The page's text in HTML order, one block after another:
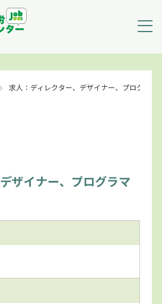
求人：ディレクター、デザイナー、プログラマ
ザイナー、プログラマ